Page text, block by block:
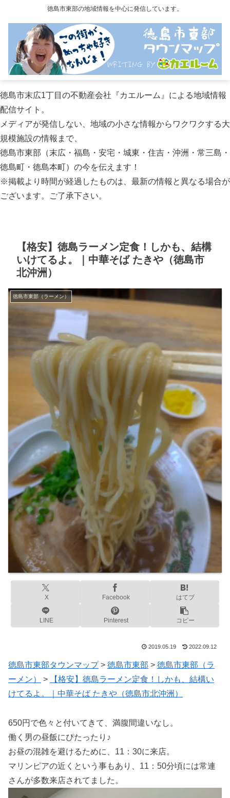
徳島市東部の地域情報を中心に発信しています。
徳島市末広1丁目の不動産会社『カエルーム』による地域情報
配信サイト。
メディアが発信しない、地域の小さな情報からワクワクする大
規模施設の情報まで、
徳島市東部（末広・福島・安宅・城東・住吉・沖洲・常三島・
徳島町・徳島本町）の今を伝えます！
※掲載より時間が経過したものは、最新の情報と異なる場合が
ございます。ご了承下さい。
【格安】徳島ラーメン定食！しかも、結構
いけてるよ。｜中華そば たきや（徳島市
北沖洲）
徳島市東部（ラーメン）
X Facebook はてブ
LINE Pinterest コピー
2019.05.19 2022.09.12
徳島市東部タウンマップ> 徳島市東部 > 徳島市東部（ラ
ーメン）
>
【格安】徳島ラーメン定食！しかも、結構い
けてるよ。｜中華そば たきや（徳島市北沖洲）
650円で色々と付いてきて、満腹間違いなし。
働く男の昼飯にぴたったり♪
お昼の混雑を避けるために、11：30に来店。
マリンピアの近くという事もあり、11：50分頃には常連
さんが多数来店されてました。